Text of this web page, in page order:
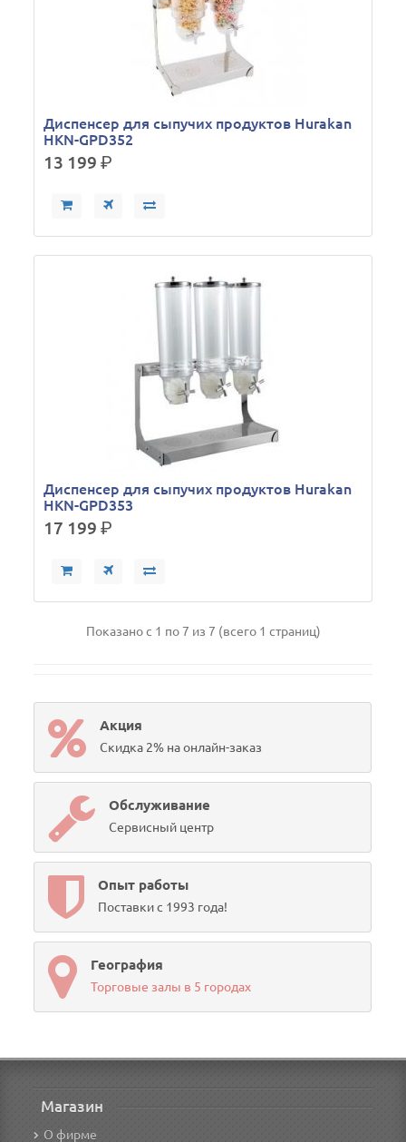
Диспенсер для сыпучих продуктов Hurakan
HKN-GPD352
13 199р.
Диспенсер для сыпучих продуктов Hurakan
HKN-GPD353
17 199р.
Показано с 1 по 7 из 7 (всего 1 страниц)
Акция
Скидка 2% на онлайн-заказ
Обслуживание
Сервисный центр
Опыт работы
Поставки с 1993 года!
География
Торговые залы в 5 городах
Магазин
О фирме